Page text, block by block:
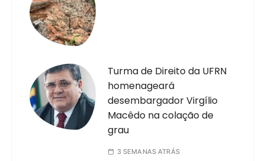
Turma de Direito da UFRN
homenageará
desembargador Virgílio
Macêdo na colação de
grau
3 SEMANAS ATRÁS